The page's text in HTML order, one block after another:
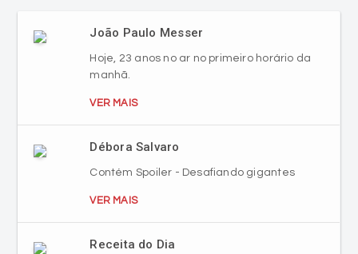
João Paulo Messer
Hoje, 23 anos no ar no primeiro horário da
manhã.
VER MAIS
Débora Salvaro
Contém Spoiler - Desafiando gigantes
VER MAIS
Receita do Dia